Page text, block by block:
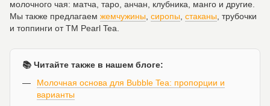
молочного чая: матча, таро, анчан, клубника, манго и другие.
Мы также предлагаем жемчужины, сиропы, стаканы, трубочки
и топпинги от ТМ Pearl Tea.
📚 Читайте также в нашем блоге:
Молочная основа для Bubble Tea: пропорции и
варианты